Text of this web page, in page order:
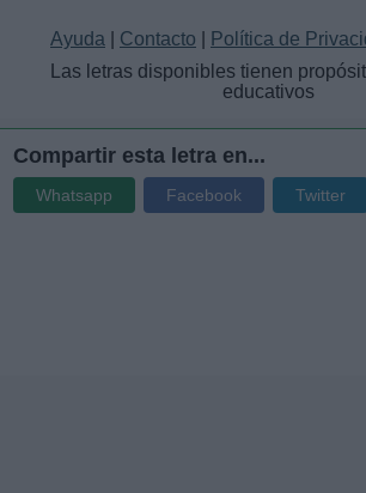
Ayuda Contacto
Política de
Las letras disponibles tienen
educativos
Compartir esta letra en...
Whatsapp Facebook Twitter